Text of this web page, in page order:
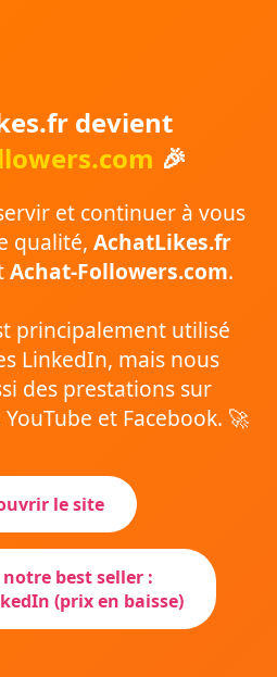
devient
🎉
et continuer à vous
qualité, AchatLikes.fr
Achat-Followers.com.
principalement utilisé
LinkedIn, mais nous
des prestations sur
et Facebook. 🚀
le site
best seller :
(prix en baisse)